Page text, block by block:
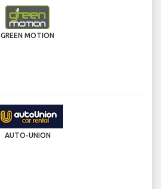
GREEN MOTION
AUTO-UNION